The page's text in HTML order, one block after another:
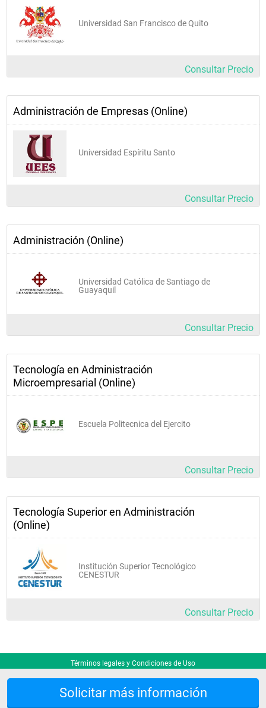
Solicitar más información
Universidad San Francisco de Quito
Consultar Precio
Administración de Empresas (Online)
Universidad Espíritu Santo
Consultar Precio
Administración (Online)
Universidad Católica de Santiago de
Guayaquil
Consultar Precio
Tecnología en Administración
Microempresarial (Online)
Escuela Politecnica del Ejercito
Consultar Precio
Tecnología Superior en Administración
(Online)
Institución Superior Tecnológico
CENESTUR
Consultar Precio
Términos legales y Condiciones de Uso